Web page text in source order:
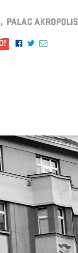
PALÁC AKROPOLIS